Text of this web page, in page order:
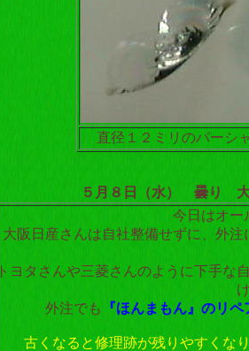
直径１２ミリのパーシ
５月８日（水） 曇り
今日はオー
大阪日産さんは自社整備せずに、外
トヨタさんや三菱さんのように下手な
外注でも
『ほんまもん』のリ
古くなると修理跡が残りやすくな